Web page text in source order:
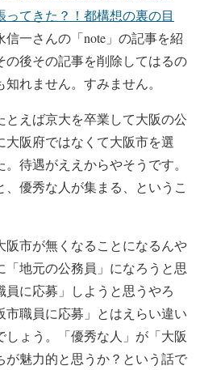
てきた？！都構想の裏の目
信一さんの「note」の記事を紹
の後その記事を削除してはるの
れません。すみません。
えば京大を卒業して大阪の公
阪府ではなくて大阪市を選
待遇がええからやそうです。
優秀な人が集まる、というこ
市が無くなることになるんや
「地元の公務員」になろうと思
員に応募」しようと思うやろ
職員に応募」とはえらい違い
ょう。「優秀な人」が「大阪
が魅力的と思うか？という話で